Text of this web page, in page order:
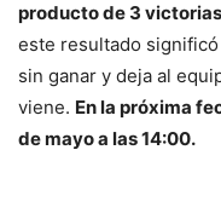
producto de 3
este resultado
sin ganar y deja al
viene. En la próxima
de mayo a las 14:00.